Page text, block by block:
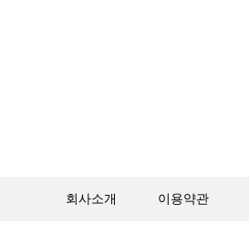
회사소개 이용약관